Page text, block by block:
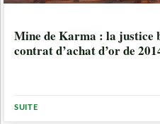
Mine de Karma : la justice
contrat d’achat d’or de
SUITE